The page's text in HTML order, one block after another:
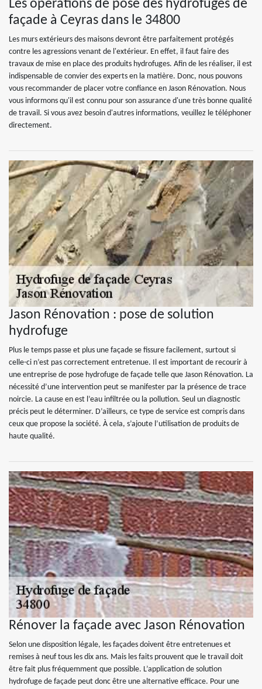
Les opérations de pose des hydrofuges de
façade à Ceyras dans le 34800
Les murs extérieurs des maisons devront être parfaitement protégés
contre les agressions venant de l'extérieur. En effet, il faut faire des
travaux de mise en place des produits hydrofuges. Afin de les réaliser, il est
indispensable de convier des experts en la matière. Donc, nous pouvons
vous recommander de placer votre confiance en Jason Rénovation. Nous
vous informons qu'il est connu pour son assurance d'une très bonne qualité
de travail. Si vous avez besoin d'autres informations, veuillez le téléphoner
directement.
Jason Rénovation : pose de solution
hydrofuge
Plus le temps passe et plus une façade se fissure facilement, surtout si
celle-ci n’est pas correctement entretenue. Il est important de recourir à
une entreprise de pose hydrofuge de façade telle que Jason Rénovation. La
nécessité d’une intervention peut se manifester par la présence de trace
noircie. La cause en est l’eau infiltrée ou la pollution. Seul un diagnostic
précis peut le déterminer. D’ailleurs, ce type de service est compris dans
ceux que propose la société. À cela, s’ajoute l’utilisation de produits de
haute qualité.
Rénover la façade avec Jason Rénovation
Selon une disposition légale, les façades doivent être entretenues et
remises à neuf tous les dix ans. Mais les faits prouvent que le travail doit
être fait plus fréquemment que possible. L’application de solution
hydrofuge de façade peut donc être une alternative efficace. Pour une